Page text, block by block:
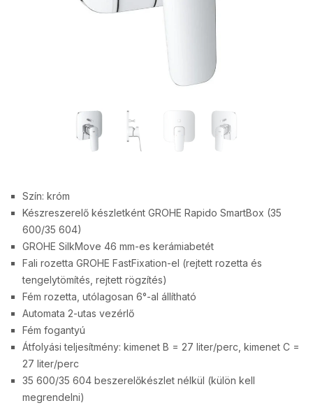
Szín: króm
Készreszerelő készletként GROHE Rapido SmartBox (35
600/35 604)
GROHE SilkMove 46 mm-es kerámiabetét
Fali rozetta GROHE FastFixation-el (rejtett rozetta és
tengelytömítés, rejtett rögzítés)
Fém rozetta, utólagosan 6°-al állítható
Automata 2-utas vezérlő
Fém fogantyú
Átfolyási teljesítmény: kimenet B = 27 liter/perc, kimenet C =
27 liter/perc
35 600/35 604 beszerelőkészlet nélkül (külön kell
megrendelni)